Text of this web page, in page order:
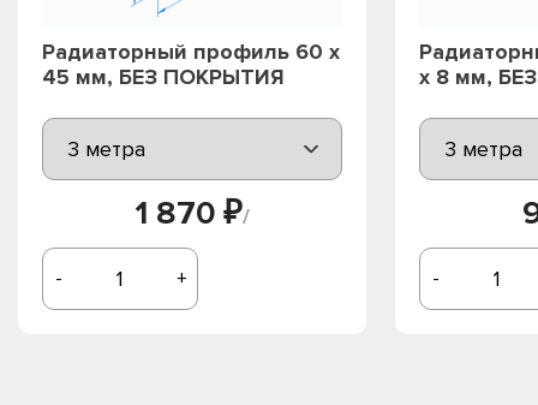
Радиаторный профиль 60 х
45 мм, БЕЗ ПОКРЫТИЯ
1 870 ₽/
- +
х 8 мм,
-